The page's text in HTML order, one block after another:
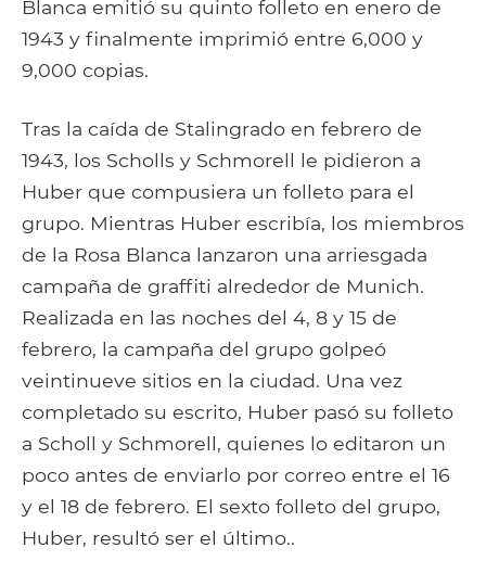
Blanca emitió su quinto folleto en enero de
1943 y finalmente imprimió entre 6,000 y
9,000 copias.
Tras la caída de Stalingrado en febrero de
1943, los Scholls y Schmorell le pidieron a
Huber que compusiera un folleto para el
grupo. Mientras Huber escribía, los miembros
de la Rosa Blanca lanzaron una arriesgada
campaña de graffiti alrededor de Munich.
Realizada en las noches del 4, 8 y 15 de
febrero, la campaña del grupo golpeó
veintinueve sitios en la ciudad. Una vez
completado su escrito, Huber pasó su folleto
a Scholl y Schmorell, quienes lo editaron un
poco antes de enviarlo por correo entre el 16
y el 18 de febrero. El sexto folleto del grupo,
Huber, resultó ser el último..